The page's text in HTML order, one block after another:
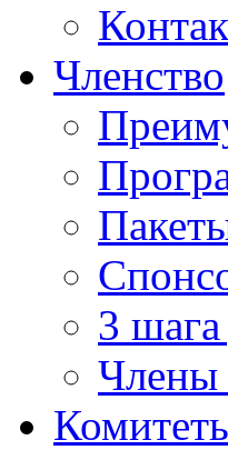
Членство
3
Члены